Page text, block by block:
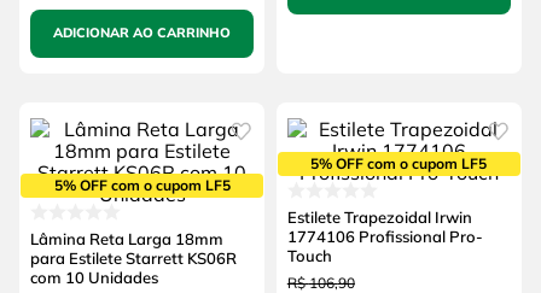
ADICIONAR AO CARRINHO
5% OFF com o cupom LF5
Lâmina Reta Larga 18mm
para Estilete Starrett KS06R
com 10 Unidades
5% OFF com o cupom LF5
Estilete Trapezoidal Irwin
1774106 Profissional Pro-
Touch
R$ 106,90